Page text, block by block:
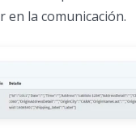
la comunicación.